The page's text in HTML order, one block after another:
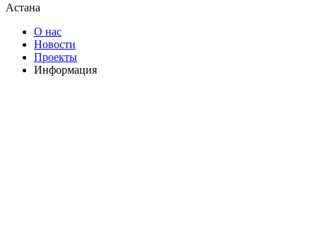
Астана
О нас
Новости
Проекты
Информация